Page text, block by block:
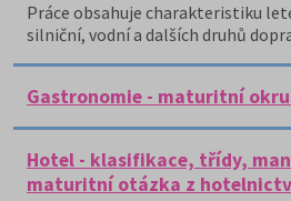
Práce obsahuje charakteristiku
silniční, vodní a dalších druhů
Gastronomie - maturitní
Hotel - klasifikace, třídy,
maturitní otázka z